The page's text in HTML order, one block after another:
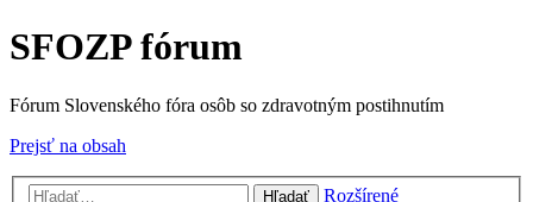
SFOZP fórum
Fórum Slovenského fóra osôb so zdravotným postihnutím
Prejsť na obsah
Hľadať
Rozšírené